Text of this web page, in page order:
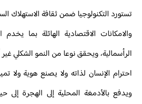
تستورد التكنولوجيا ضمن ثقافة الاستهلاك
والامكانات الاقتصادية الهائلة بما يخدم
الرأسمالية، ويحقق نوعا من النمو الشكلي
احترام الإنسان لذاته ولا يصنع هوية ولا
ويدفع بالأدمغة المحلية إلى الهجرة